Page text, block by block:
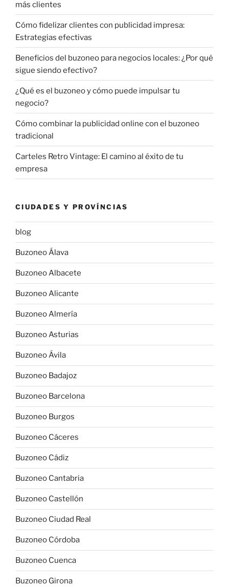
más clientes
Cómo fidelizar clientes con publicidad impresa:
Estrategias efectivas
Beneficios del buzoneo para negocios locales: ¿Por qué
sigue siendo efectivo?
¿Qué es el buzoneo y cómo puede impulsar tu
negocio?
Cómo combinar la publicidad online con el buzoneo
tradicional
Carteles Retro Vintage: El camino al éxito de tu
empresa
CIUDADES Y PROVÍNCIAS
blog
Buzoneo Álava
Buzoneo Albacete
Buzoneo Alicante
Buzoneo Almería
Buzoneo Asturias
Buzoneo Ávila
Buzoneo Badajoz
Buzoneo Barcelona
Buzoneo Burgos
Buzoneo Cáceres
Buzoneo Cádiz
Buzoneo Cantabria
Buzoneo Castellón
Buzoneo Ciudad Real
Buzoneo Córdoba
Buzoneo Cuenca
Buzoneo Girona